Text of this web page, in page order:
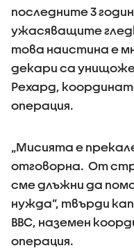
последните 3
ужасяващите
това наистина е
декари са
Рехард,
операция.
„Мисията е
отговорна. От
сме длъжни да
нужда”, твърди
ВВС, наземен
операция.